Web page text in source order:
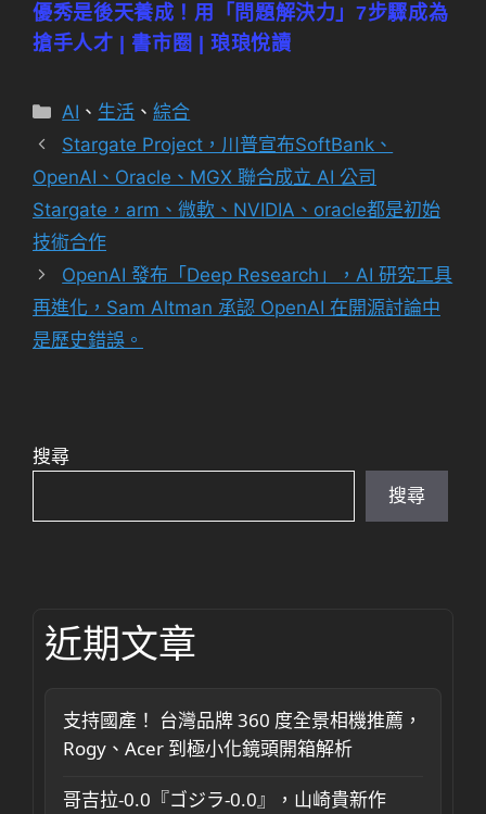
優秀是後天養成！用「問題解決力」7步驟成為
搶手人才 | 書市圈 | 琅琅悅讀
分
類
AI 、 生活 、綜合
Stargate Project，川普宣布SoftBank、
OpenAI、Oracle、MGX 聯合成立 AI 公司
Stargate，arm、微軟、NVIDIA、oracle都是初始
技術合作
OpenAI 發布「Deep Research」，AI 研究工具
再進化，Sam Altman 承認 OpenAI 在開源討論中
是歷史錯誤。
搜尋
搜尋
近期文章
支持國產！ 台灣品牌 360 度全景相機推薦，
Rogy、Acer 到極小化鏡頭開箱解析
哥吉拉-0.0『ゴジラ-0.0』，山崎貴新作